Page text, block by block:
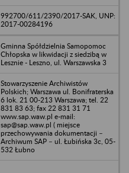
992700/611/2390/2017-SAK, UNP:
2017-00284196
Gminna Spółdzielnia Samopomoc
Chłopska w likwidacji z siedzibą w
Lesznie - Leszno, ul. Warszawska 3
Stowarzyszenie Archiwistów
Polskich; Warszawa ul. Bonifraterska
6 lok. 21 00-213 Warszawa; tel. 22
831 83 63; fax 22 831 31 71
www.sap.waw.pl e-mail:
sap@sap.waw.pl ( miejsce
przechowywania dokumentacji –
Archiwum SAP – ul. Łubińska 3c, 05-
532 Łubno